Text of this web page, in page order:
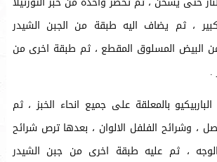
، ثم يضاف اليه طبقة من الجبن الشيدر
البيض المسلوق المقطع ، ثم طبقة اخرى من
.
بالمعلقة على جميع انحاء الخبز ، ثم
، وشرائح الفلفل الالوان ، بعدها ترص شرائح
، ثم عليه طبقة اخرى من جبن الشيدر